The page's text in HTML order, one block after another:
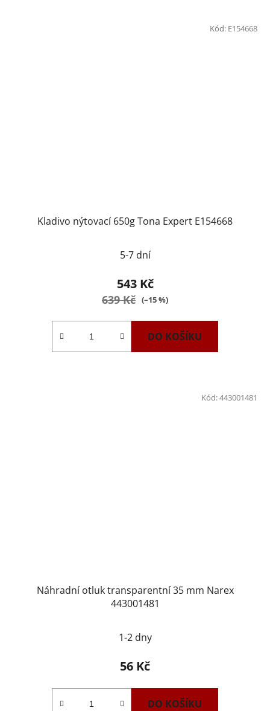
Kladivo nýtovací 650g Tona Expert E154668
5-7 dní
543 Kč
639 Kč (–15 %)
DO KOŠÍKU
Kód: E154668
Náhradní otluk transparentní 35 mm Narex
443001481
1-2 dny
56 Kč
DO KOŠÍKU
Kód:443001481